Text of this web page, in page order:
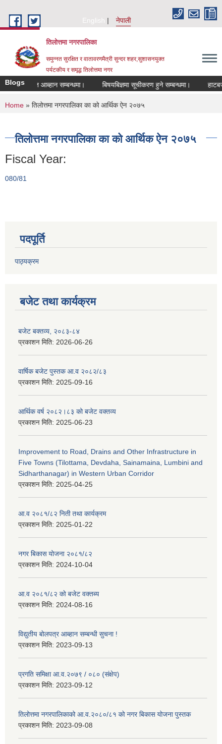
English
नेपाली
तिलोत्तमा नगरपालिका
समुन्नत सुरक्षित र वातावरणमैत्री सुन्दर शहर,सुशासनयुक्त
पर्यटकीय र समृद्ध तिलाेत्तमा नगर
Blogs
दरखास्त आब्हान सम्बन्धमा। बिषयबिज्ञमा सूचीकरण हुने सम्बन्धमा। हाटबजार
You are here
Home » तिलोत्तमा नगरपालिका का को आर्थिक ऐन २०७५
तिलोत्तमा नगरपालिका का को आर्थिक ऐन २०७५
Fiscal Year:
080/81
पदपूर्ति
पाठ्यक्रम
बजेट तथा कार्यक्रम
बजेट बक्तव्य, २०८३-८४
प्रकाशन मिति: 2026-06-26
वार्षिक बजेट पुस्तक आ.व २०८२/८३
प्रकाशन मिति: 2025-09-16
आर्थिक वर्ष २०८२।८३ को बजेट वक्तव्य
प्रकाशन मिति: 2025-06-23
Improvement to Road, Drains and Other Infrastructure in
Five Towns (Tilottama, Devdaha, Sainamaina, Lumbini and
Sidharthanagar) in Western Urban Corridor
प्रकाशन मिति: 2025-04-25
आ.व २०८१/८२ निती तथा कार्यक्रम
प्रकाशन मिति: 2025-01-22
नगर बिकास योजना २०८१/८२
प्रकाशन मिति: 2024-10-04
आ.व २०८१/८२ को बजेट वक्तब्य
प्रकाशन मिति: 2024-08-16
विद्युतीय बोलपत्र आब्हान सम्बन्धी सुचना !
प्रकाशन मिति: 2023-09-13
प्रगति समिक्षा आ.व.२०७९ / ०८० (संक्षेप)
प्रकाशन मिति: 2023-09-12
तिलोत्तमा नगरपालिकाको आ.व.२०८०/८१ को नगर बिकास योजना पुस्तक
प्रकाशन मिति: 2023-09-08